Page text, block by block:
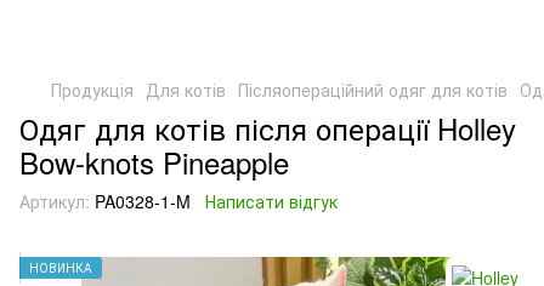
Продукція Для котів Післяопераційний одяг для котів
Одяг для котів після операції Holley
Bow-knots Pineapple
Артикул: PA0328-1-M Написати відгук
НОВИНКА